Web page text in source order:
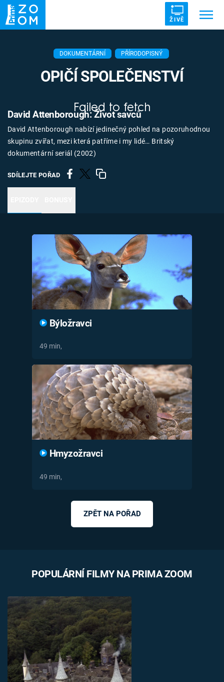
ŽIVĚ
ZRÁDCI UFO DRUHÁ SVĚTOVÁ VÁLKA
VETŘELCI DÁVNOVĚKU
Témata
Pořady
Časopis
Sledujte prima+
Přihlášení
Sledujte nás
DOKUMENTÁRNÍ PŘÍRODOPISNÝ
OPIČÍ SPOLEČENSTVÍ
Failed to fetch
David Attenborough nabízí jedinečný pohled na pozoruhodnou
skupinu zvířat, mezi která patříme i my lidé… Britský
dokumentární seriál (2002)
SDÍLEJTE POŘAD
David Attenborough: Život savců
Býložravci
49 min,
Hmyzožravci
49 min,
ZPĚT NA POŘAD
POPULÁRNÍ FILMY NA PRIMA ZOOM